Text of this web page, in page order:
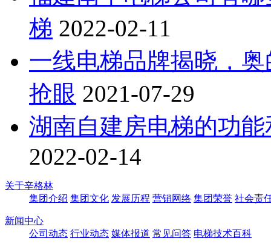
梯 2022-02-11
一线电梯品牌揭晓，
抢眼 2021-07-29
湖南自建房电梯的功
2022-02-14
关于辛格林
集团介绍 集团文化 发展历程 营销网络 集团荣誉 社会责
新闻中心
公司动态 行业动态 媒体报道 常见问答 电梯技术百科